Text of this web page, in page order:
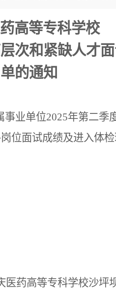
高等专科学校
次和紧缺人才
的通知
事业单位2025年第二季
位面试成绩及进入体
医药高等专科学校沙坪